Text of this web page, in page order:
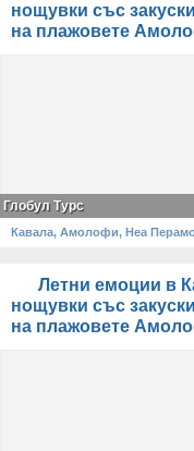
нощувки със
на плажовете
Глобул Турс
Кавала, Амолофи, Неа
Летни емоции в
нощувки със
на плажовете